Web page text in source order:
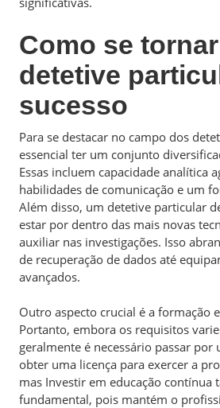
Como se
detetive
sucesso
Para se destacar no campo dos
essencial ter um conjunto
Essas incluem capacidade analítica
habilidades de comunicação e um
Além disso, um detetive particular
estar por dentro das mais novas
auxiliar nas investigações. Isso
de recuperação de dados até
avançados.
Outro aspecto crucial é a formação
Portanto, embora os requisitos
geralmente é necessário passar por
obter uma licença para exercer a
mas Investir em educação contínua
fundamental, pois mantém o